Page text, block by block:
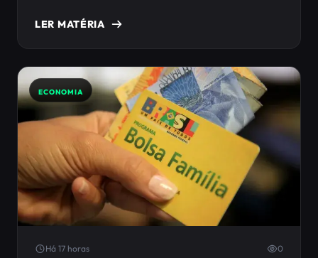
LER MATÉRIA
ECONOMIA
Há 17 horas 0